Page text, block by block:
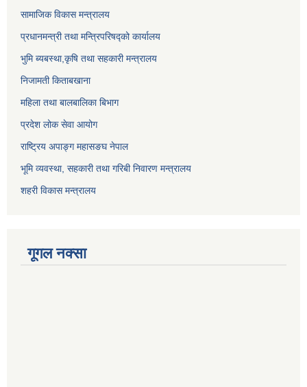
सामाजिक विकास मन्त्रालय
प्रधानमन्त्री तथा मन्त्रिपरिषद्को कार्यालय
भुमि ब्यबस्था,कृषि तथा सहकारी मन्त्रालय
निजामती किताबखाना
महिला तथा बालबालिका बिभाग
प्रदेश लोक सेवा आयोग
राष्ट्रिय अपाङ्ग महासङघ नेपाल
भूमि व्यवस्था, सहकारी तथा गरिबी निवारण मन्त्रालय
शहरी विकास मन्त्रालय
गूगल नक्सा